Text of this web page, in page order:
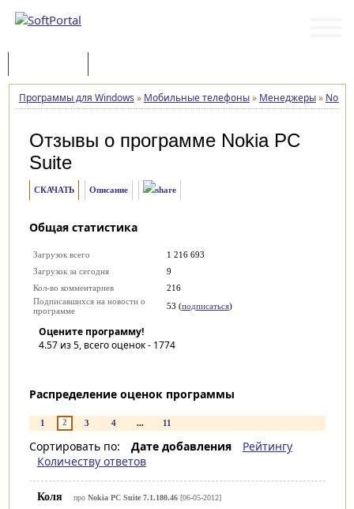
Программы для Windows » Мобильные телефоны» Менеджеры» Nokia
Отзывы о программе Nokia PC
Suite
СКАЧАТЬ Описание
Общая статистика
Загрузок всего
1 216 693
Загрузок за сегодня
9
Кол-во комментариев
216
Подписавшихся на новости о
программе
53 (подписаться)
Оцените программу!
4.57из 5, всего оценок - 1774
Распределение оценок программы
1 2 3 4 ... 11
Сортировать по: Дате добавления
Рейтингу
Количеству ответов
Коля про Nokia PC Suite 7.1.180.46[06-05-2012]